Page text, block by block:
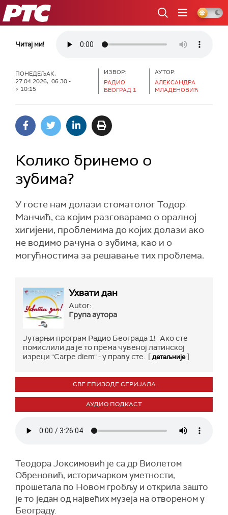
РТС
Читај ми!
ПОНЕДЕЉАК,
27.04.2026, 06:30 -
> 10:15
ИЗВОР:
РАДИО
БЕОГРАД 1
АУТОР:
АЛЕКСАНДРА
МЛАДЕНОВИЋ
Колико бринемо о
зубима?
У госте нам долази стоматолог Тодор
Манчић, са којим разговарамо о оралној
хигијени, проблемима до којих долази ако
не водимо рачуна о зубима, као и о
могућностима за решавање тих проблема.
Ухвати дан
Autor:
Група аутора
Јутарњи програм Радио Београда 1! Ако сте
помислили да је то према чувеној латинској
изреци "Carpe diem" - у праву сте. [детаљније]
СВЕ ЕПИЗОДЕ СЕРИЈАЛА
АУДИО ПОДКАСТ
Теодора Јоксимовић је са др Виолетом
Обреновић, историчарком уметности,
прошетала по Новом гробљу и открила зашто
је то један од највећих музеја на отвореном у
Београду.